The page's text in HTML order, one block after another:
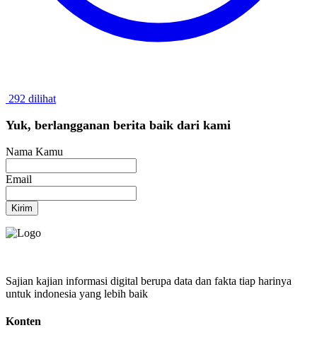
292 dilihat
Yuk, berlangganan berita baik dari kami
Nama Kamu
Email
Kirim
Sajian kajian informasi digital berupa data dan fakta tiap harinya
untuk indonesia yang lebih baik
Konten